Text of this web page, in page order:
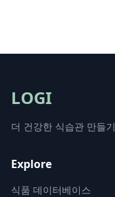
LOGI
더 건강한 식습관 만들기
Explore
식품 데이터베이스